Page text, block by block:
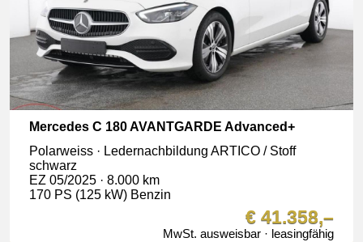
Mercedes C 180 AVANTGARDE Advanced+
Polarweiss · Ledernachbildung ARTICO / Stoff
schwarz
EZ 05/2025 · 8.000 km
170 PS (125 kW) Benzin
€ 41.358,–
MwSt. ausweisbar · leasingfähig